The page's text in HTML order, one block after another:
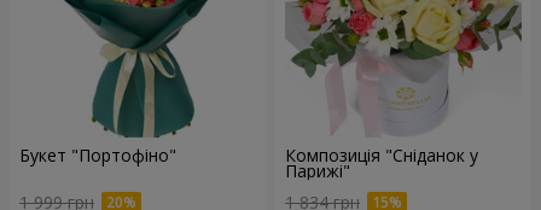
Букет "Портофіно"
1 999 грн
Композиція "Сніданок у
Парижі"
1 834 грн